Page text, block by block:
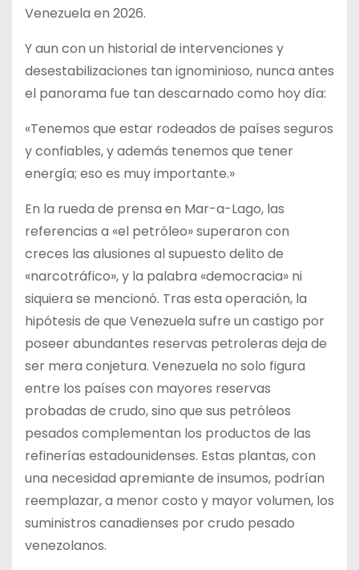
Venezuela en 2026.
Y aun con un historial de intervenciones y
desestabilizaciones tan ignominioso, nunca antes
el panorama fue tan descarnado como hoy día:
«Tenemos que estar rodeados de países seguros
y confiables, y además tenemos que tener
energía; eso es muy importante.»
En la rueda de prensa en Mar-a-Lago, las
referencias a «el petróleo» superaron con
creces las alusiones al supuesto delito de
«narcotráfico», y la palabra «democracia» ni
siquiera se mencionó. Tras esta operación, la
hipótesis de que Venezuela sufre un castigo por
poseer abundantes reservas petroleras deja de
ser mera conjetura. Venezuela no solo figura
entre los países con mayores reservas
probadas de crudo, sino que sus petróleos
pesados complementan los productos de las
refinerías estadounidenses. Estas plantas, con
una necesidad apremiante de insumos, podrían
reemplazar, a menor costo y mayor volumen, los
suministros canadienses por crudo pesado
venezolanos.